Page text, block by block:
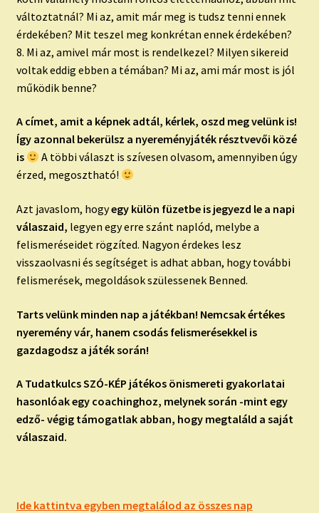
változtatnál? Mi az, amit már meg is tudsz tenni ennek
érdekében? Mit teszel meg konkrétan ennek érdekében?
8. Mi az, amivel már most is rendelkezel? Milyen sikereid
voltak eddig ebben a témában? Mi az, ami már most is jól
működik benne?
A címet, amit a képnek adtál, kérlek, oszd meg velünk is!
Így azonnal bekerülsz a nyereményjáték résztvevői közé
is
A többi választ is szívesen olvasom, amennyiben úgy
érzed, megosztható!
Azt javaslom, hogyegy külön füzetbe is jegyezd le a napi
válaszaid, legyen egy erre szánt naplód, melybe a
felismeréseidet rögzíted. Nagyon érdekes lesz
visszaolvasni és segítséget is adhat abban, hogy további
felismerések, megoldások szülessenek Benned.
Tarts velünk minden nap a játékban! Nemcsak értékes
nyeremény vár, hanem csodás felismerésekkel is
gazdagodsz a játék során!
A Tudatkulcs SZÓ-KÉP játékos önismereti gyakorlatai
hasonlóak egy coachinghoz, melynek során -mint egy
edző- végig támogatlak abban, hogy megtaláld a saját
válaszaid.
Ide kattintva egyben megtalálod az összes nap